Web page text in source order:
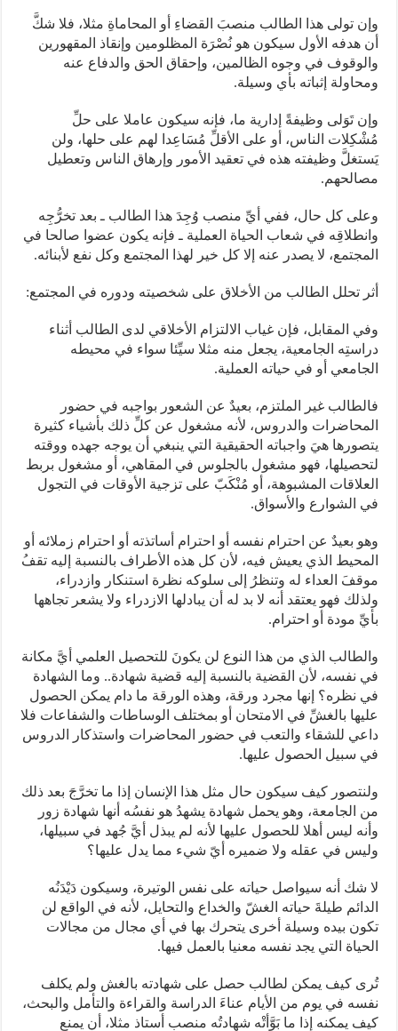
وإن تولى هذا الطالب منصبَ القضاءِ أو المحاماةِ مثلا، فلا شكَّ
أن هدفه الأول سيكون هو نُصْرَة المظلومين وإنقاذ المقهورين
والوقوف في وجوه الظالمين، وإحقاق الحق والدفاع عنه
ومحاولة إثباته بأي وسيلة.
وإن تَوَلى وظيفةً إدارية ما، فإنه سيكون عاملا على حلِّ
مُشْكِلات الناس، أو على الأقلِّ مُسَاعِدا لهم على حلها، ولن
يَستغلَّ وظيفته هذه في تعقيد الأمور وإرهاق الناس وتعطيل
مصالحهم.
وعلى كل حال، ففي أيِّ منصب وُجِدَ هذا الطالب ـ بعد تخرُّجِه
وانطلاقِه في شعاب الحياة العملية ـ فإنه يكون عضوا صالحا في
المجتمع، لا يصدر عنه إلا كل خير لهذا المجتمع وكل نفع لأبنائه.
أثر تحلل الطالب من الأخلاق على شخصيته ودوره في المجتمع:
وفي المقابل، فإن غياب الالتزام الأخلاقي لدى الطالب أثناء
دراستِه الجامعية، يجعل منه مثلا سيِّئا سواء في محيطه
الجامعي أو في حياته العملية.
فالطالب غير الملتزم، بعيدٌ عن الشعور بواجبه في حضور
المحاضرات والدروس، لأنه مشغول عن كلِّ ذلك بأشياء كثيرة
يتصورها هيَ واجباته الحقيقية التي ينبغي أن يوجه جهده ووقته
لتحصيلها، فهو مشغول بالجلوس في المقاهي، أو مشغول بربط
العلاقات المشبوهة، أو مُنْكَبّ على تزجية الأوقات في التجول
في الشوارع والأسواق.
وهو بعيدٌ عن احترام نفسه أو احترام أساتذته أو احترام زملائه أو
المحيط الذي يعيش فيه، لأن كل هذه الأطراف بالنسبة إليه تقفُ
موقفَ العداء له وتنظرُ إلى سلوكه نظرة استنكار وازدراء،
ولذلك فهو يعتقد أنه لا بد له أن يبادلها الازدراء ولا يشعر تجاهها
بأيِّ مودة أو احترام.
والطالب الذي من هذا النوع لن يكونَ للتحصيل العلمي أيَّ مكانة
في نفسه، لأن القضية بالنسبة إليه قضية شهادة.. وما الشهادة
في نظره؟ إنها مجرد ورقة، وهذه الورقة ما دام يمكن الحصول
عليها بالغشِّ في الامتحان أو بمختلف الوساطات والشفاعات فلا
داعي للشقاء والتعب في حضور المحاضرات واستذكار الدروس
في سبيل الحصول عليها.
ولنتصور كيف سيكون حال مثل هذا الإنسان إذا ما تخرَّجَ بعد ذلك
من الجامعة، وهو يحمل شهادة يشهدُ هو نفسُه أنها شهادة زور
وأنه ليس أهلا للحصول عليها لأنه لم يبذل أيَّ جُهد في سبيلها،
وليس في عقله ولا ضميره أيّ شيء مما يدل عليها؟
لا شك أنه سيواصل حياته على نفس الوتيرة، وسيكون دَيْدَنُه
الدائم طيلةَ حياته الغشّ والخداع والتحايل، لأنه في الواقع لن
تكون بيده وسيلة أخرى يتحرك بها في أي مجال من مجالات
الحياة التي يجد نفسه معنيا بالعمل فيها.
تُرى كيف يمكن لطالب حصل على شهادته بالغش ولم يكلف
نفسه في يوم من الأيام عناءَ الدراسة والقراءة والتأمل والبحث،
كيف يمكنه إذا ما بَوَّأتْه شهادتُه منصب أستاذ مثلا، أن يمنع